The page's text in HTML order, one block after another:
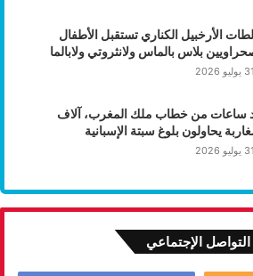
الأرخبيل الكناري تستقبل الأطفال
بلاس بالماس ولانثروتي ولابالما
31 يوليو 2026
ساعات من خطاب ملك المغرب، آلاف
يحاولون بلوغ سبتة الإسبانية
31 يوليو 2026
الإجتماعي